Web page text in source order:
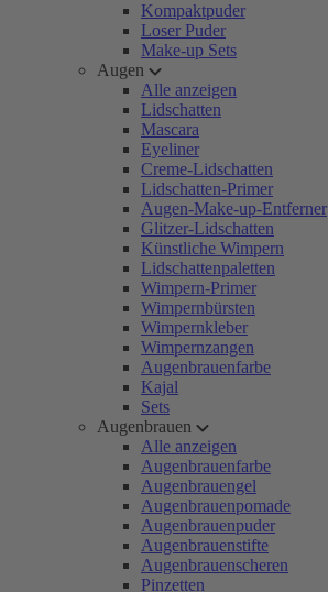
Kompaktpuder
Loser Puder
Make-up Sets
Augen
Alle anzeigen
Lidschatten
Mascara
Eyeliner
Creme-Lidschatten
Lidschatten-Primer
Augen-Make-up-Entferner
Glitzer-Lidschatten
Künstliche Wimpern
Lidschattenpaletten
Wimpern-Primer
Wimpernbürsten
Wimpernkleber
Wimpernzangen
Augenbrauenfarbe
Kajal
Sets
Augenbrauen
Alle anzeigen
Augenbrauenfarbe
Augenbrauengel
Augenbrauenpomade
Augenbrauenpuder
Augenbrauenstifte
Augenbrauenscheren
Pinzetten